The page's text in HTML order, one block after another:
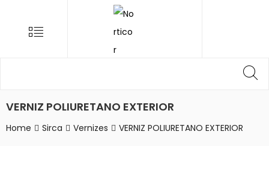
Menu
VERNIZ POLIURETANO EXTERIOR
Home Sirca Vernizes VERNIZ POLIURETANO EXTERIOR